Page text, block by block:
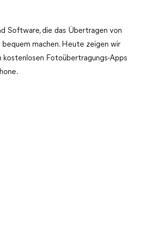
Software, die das Übertragen von
bequem machen. Heute zeigen wir
kostenlosen Fotoübertragungs-Apps